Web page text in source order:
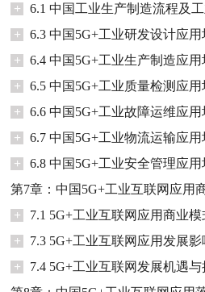
+
6.1 中国工业生产制造流程及
+
6.3 中国5G+工业研发设计应
+
6.4 中国5G+工业生产制造应
+
6.5 中国5G+工业质量检测应
+
6.6 中国5G+工业故障运维应
+
6.7 中国5G+工业物流运输应
+
6.8 中国5G+工业安全管理应
第7章：中国5G+工业互联网应用
+
7.1 5G+工业互联网应用商业
+
7.3 5G+工业互联网应用发展
+
7.4 5G+工业互联网发展机遇